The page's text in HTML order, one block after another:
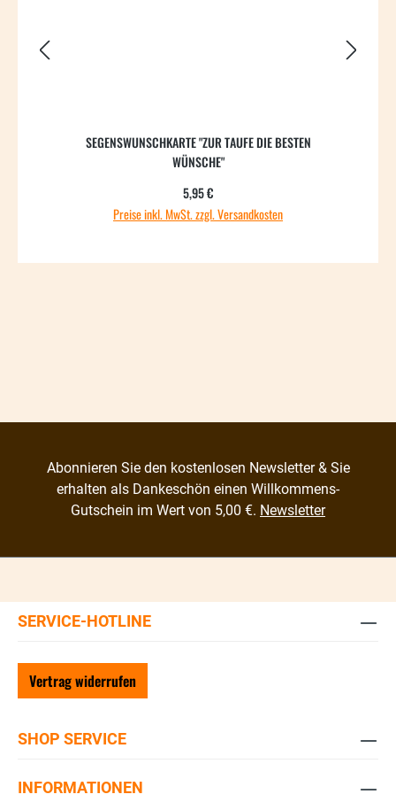
SEGENSWUNSCHKARTE "ZUR TAUFE DIE BESTEN
WÜNSCHE"
Regulärer Preis:
5,95 €
Preise inkl. MwSt. zzgl. Versandkosten
Abonnieren Sie den kostenlosen Newsletter & Sie
erhalten als Dankeschön einen Willkommens-
Gutschein im Wert von 5,00 €. Newsletter
SERVICE-HOTLINE
Vertrag widerrufen
SHOP SERVICE
INFORMATIONEN